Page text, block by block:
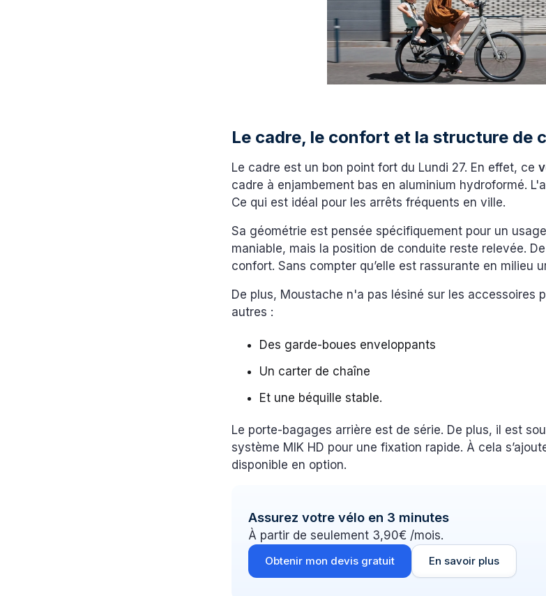
Le cadre, le confort et la structure de
Le cadre est un bon point fort du Lundi 27. En effet, ce
cadre à enjambement bas en aluminium hydroformé.
Ce qui est idéal pour les arrêts fréquents en ville.
Sa géométrie est pensée spécifiquement pour un
maniable, mais la position de conduite reste relevée.
confort. Sans compter qu’elle est rassurante en milieu
De plus, Moustache n'a pas lésiné sur les accessoires
autres :
Des garde-boues enveloppants
Un carter de chaîne
Et une béquille stable.
Le porte-bagages arrière est de série. De plus, il est
système MIK HD pour une fixation rapide. À cela
disponible en option.
Assurez votre vélo en 3 minutes
À partir de seulement 3,90€ /mois.
Obtenir mon devis gratuit En savoir plus